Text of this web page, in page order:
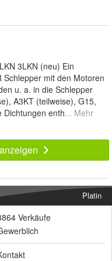
3LKN (neu) Ein
Schlepper mit den Motoren
u. a. in die Schlepper
A3KT (teilweise), G15,
Dichtungen enth... Mehr
Platin
Verkäufe